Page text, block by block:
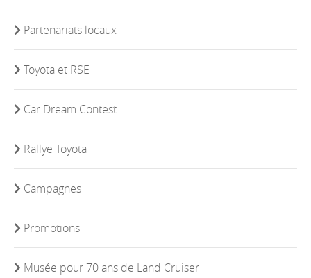
Partenariats locaux
Toyota et RSE
Car Dream Contest
Rallye Toyota
Campagnes
Promotions
Musée pour 70 ans de Land Cruiser